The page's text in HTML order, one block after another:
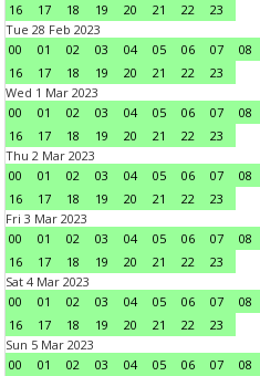
16
17 18 19 20 21 22
23
Tue 28 Feb 2023
00
01 02 03 04 05 06 07 08
16
17 18 19 20 21 22
23
Wed 1 Mar 2023
00
01 02 03 04 05 06 07 08
16
17 18 19 20 21 22
23
Thu 2 Mar 2023
00
01 02 03 04 05 06 07 08
16
17 18 19 20 21 22
23
Fri 3 Mar 2023
00
01 02 03 04 05 06 07 08
16
17 18 19 20 21 22
23
Sat 4 Mar 2023
00
01 02 03 04 05 06 07 08
16
17 18 19 20 21 22
23
Sun 5 Mar 2023
00
01 02 03 04 05 06 07 08